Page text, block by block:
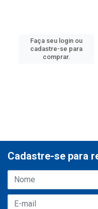
Faça seu login ou
cadastre-se para
comprar.
Cadastre-se para